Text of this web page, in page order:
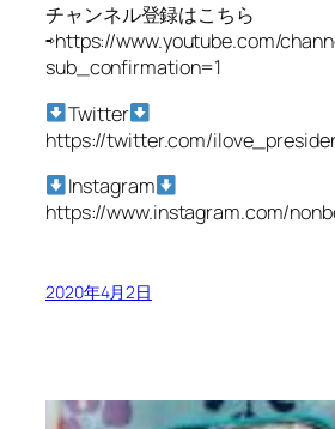
チャンネル登録はこちら
⇨https://www.youtube.com/
sub_confirmation=1
Twitter
https://twitter.com/
Instagram
https://www.instagram.com/
2020年4月2日